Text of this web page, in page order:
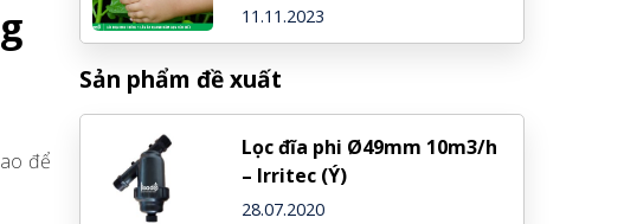
để
11.11.2023
Sản phẩm đề xuất
Lọc đĩa phi Ø49mm 10m3/h
– Irritec (Ý)
28.07.2020